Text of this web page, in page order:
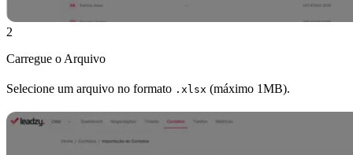
2
Carregue o Arquivo
Selecione um arquivo no formato .xlsx (máximo 1MB).